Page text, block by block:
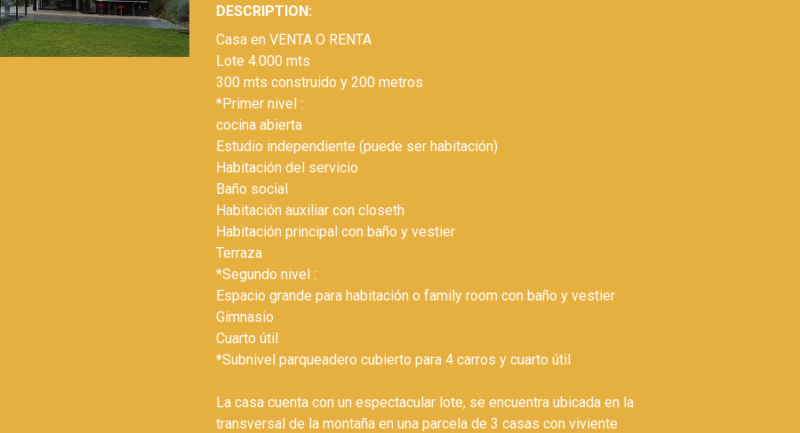
DESCRIPTION:
Casa en VENTA O RENTA
Lote 4.000 mts
300 mts construido y 200 metros
*Primer nivel :
cocina abierta
Estudio independiente (puede ser habitación)
Habitación del servicio
Baño social
Habitación auxiliar con closeth
Habitación principal con baño y vestier
Terraza
*Segundo nivel :
Espacio grande para habitación o family room con baño y vestier
Gimnasio
Cuarto útil
*Subnivel parqueadero cubierto para 4 carros y cuarto útil
La casa cuenta con un espectacular lote, se encuentra ubicada en la
transversal de la montaña en una parcela de 3 casas con viviente